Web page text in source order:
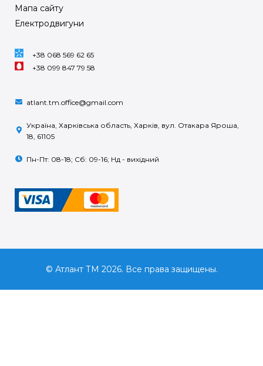
Мапа сайту
Електродвигуни
+38 068 569 62 65
+38 099 847 79 58
atlant.tm.office@gmail.com
Україна, Харківська область, Харків, вул. Отакара Яроша,
18, 61105
Пн-Пт: 08-18; Сб: 09-16; Нд - вихідний
© Атлант ТМ 2026. Все права защищены.